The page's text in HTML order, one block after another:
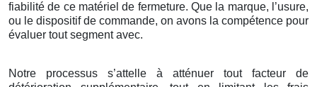
fiabilité de ce matériel de fermeture. Que la marque, l’usure,
ou le dispositif de commande, on avons la compétence pour
évaluer tout segment avec.
Notre processus s’attelle à atténuer tout facteur de